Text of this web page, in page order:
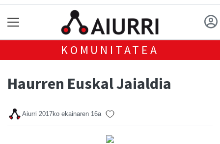
KOMUNITATEA
Haurren Euskal Jaialdia
Aiurri 2017ko ekainaren 16a